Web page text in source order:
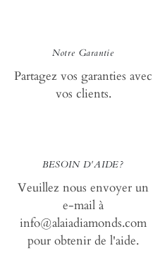
Notre Garantie
Partagez vos garanties avec
vos clients.
BESOIN D'AIDE?
Veuillez nous envoyer un
e-mail à
info@alaiadiamonds.com
pour obtenir de l'aide.